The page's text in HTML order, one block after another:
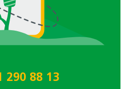
290 88 13